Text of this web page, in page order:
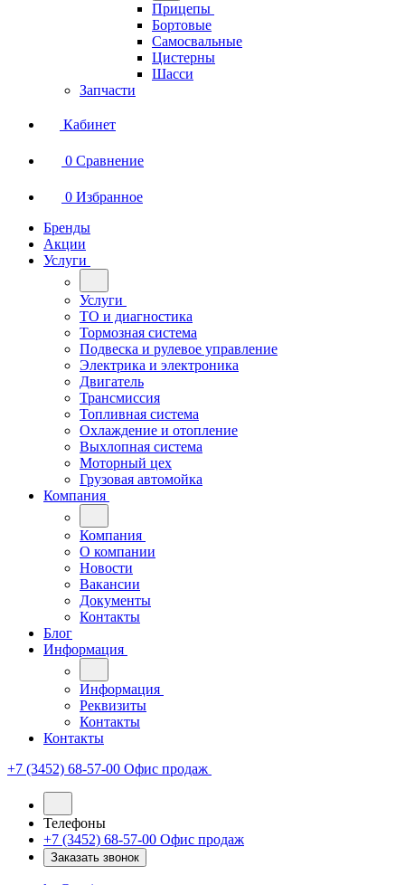
Прицепы
Бортовые
Самосвальные
Цистерны
Шасси
Запчасти
Кабинет
0 Сравнение
0 Избранное
Бренды
Акции
Услуги
Услуги
ТО и диагностика
Тормозная система
Подвеска и рулевое управление
Электрика и электроника
Двигатель
Трансмиссия
Топливная система
Охлаждение и отопление
Выхлопная система
Моторный цех
Грузовая автомойка
Компания
Компания
О компании
Новости
Вакансии
Документы
Контакты
Блог
Информация
Информация
Реквизиты
Контакты
Контакты
+7 (3452) 68-57-00 Офис продаж
Телефоны
+7 (3452) 68-57-00 Офис продаж
Заказать звонок